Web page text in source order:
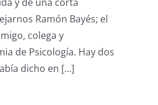
memoriam:
Dr.
Ramón
Sopena
Ramón Bayés; el
colega y
de Psicología. Hay dos
dicho en [...]